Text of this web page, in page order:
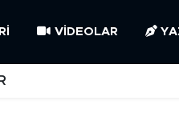
VIDEOLAR